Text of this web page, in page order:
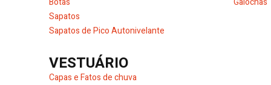
Sapatos
Sapatos de Pico Autonivelante
VESTUÁRIO
Capas e Fatos de chuva